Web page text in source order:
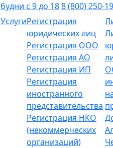
будни с 9 до 188 (800) 250-
УслугиРегистрация
юридических лиц
Регистрация ООО
Регистрация АО
Регистрация ИП
Регистрация
иностранного
представительства
Регистрация НКО
(некоммерческих
организаций)